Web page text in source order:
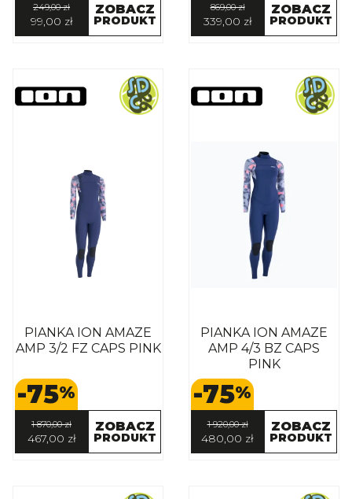
249,00 zł
99,00 zł
ZOBACZ
PRODUKT
869,00 zł
339,00 zł
ZOBACZ
PRODUKT
PIANKA ION AMAZE
AMP 3/2 FZ CAPS PINK
-75%
1 870,00 zł
467,00 zł
ZOBACZ
PRODUKT
PIANKA ION AMAZE
AMP 4/3 BZ CAPS
PINK
-75%
1 920,00 zł
480,00 zł
ZOBACZ
PRODUKT